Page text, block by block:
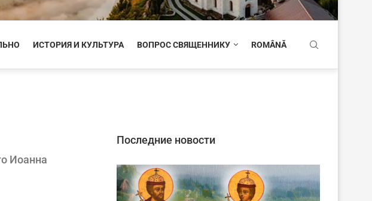
ИСТОРИЯ И КУЛЬТУРА ВОПРОС СВЯЩЕННИКУ ROMÂNĂ
Иоанна
Последние новости